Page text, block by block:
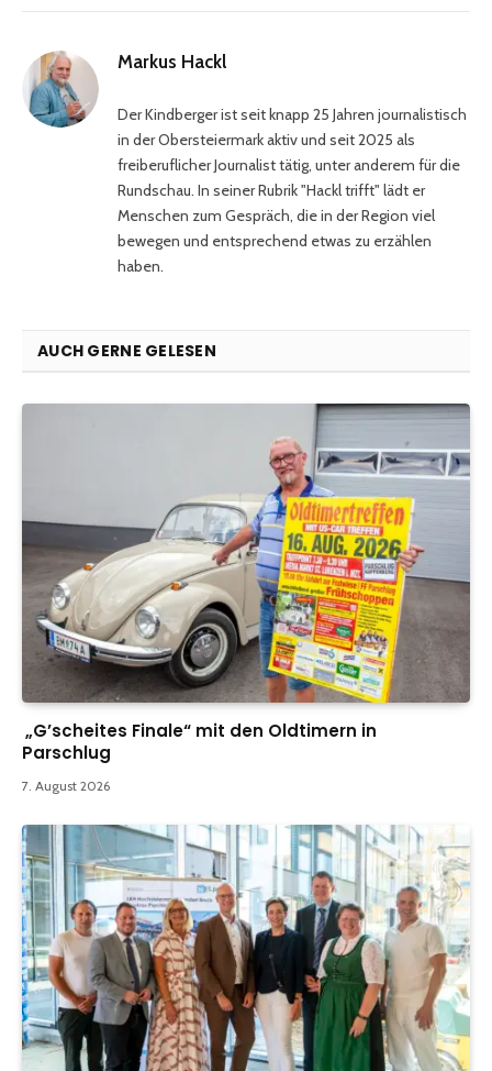
Markus Hackl
Der Kindberger ist seit knapp 25 Jahren journalistisch
in der Obersteiermark aktiv und seit 2025 als
freiberuflicher Journalist tätig, unter anderem für die
Rundschau. In seiner Rubrik "Hackl trifft" lädt er
Menschen zum Gespräch, die in der Region viel
bewegen und entsprechend etwas zu erzählen
haben.
AUCH GERNE GELESEN
„G’scheites Finale“ mit den Oldtimern in
Parschlug
7. August 2026